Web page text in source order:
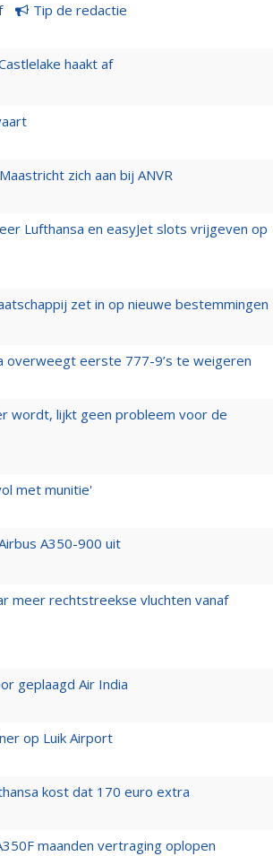
Tip de redactie
haakt af
zich aan bij ANVR
Lufthansa en easyJet slots vrijgeven op
zet in op nieuwe bestemmingen
overweegt eerste 777-9’s te weigeren
wordt, lijkt geen probleem voor de
met munitie'
A350-900 uit
meer rechtstreekse vluchten vanaf
geplaagd Air India
op Luik Airport
kost dat 170 euro extra
maanden vertraging oplopen